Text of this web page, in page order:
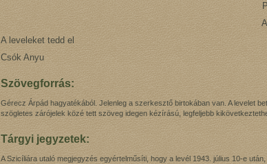
A leveleket tedd el
Csók Anyu
Szövegforrás:
Gérecz Árpád hagyatékából. Jelenleg a szerkesztő birtokában van. A levelet
szögletes zárójelek közé tett szöveg idegen kézírású, legfeljebb
Tárgyi jegyzetek:
A Szicíliára utaló megjegyzés egyértelműsíti, hogy a levél 1943. július 10-e